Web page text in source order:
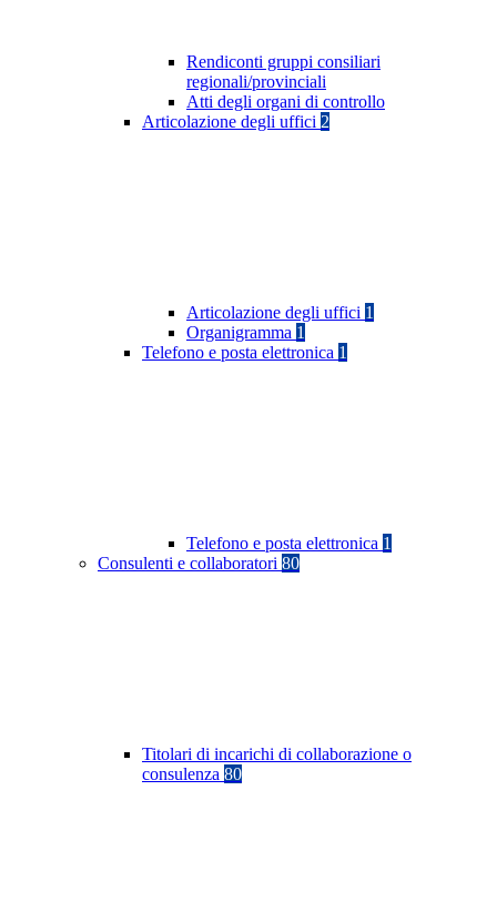
Rendiconti gruppi consiliari
regionali/provinciali
Atti degli organi di controllo
Articolazione degli uffici 2
Articolazione degli uffici 1
Organigramma 1
Telefono e posta elettronica 1
Telefono e posta elettronica 1
Consulenti e collaboratori 80
Titolari di incarichi di collaborazione o
consulenza 80